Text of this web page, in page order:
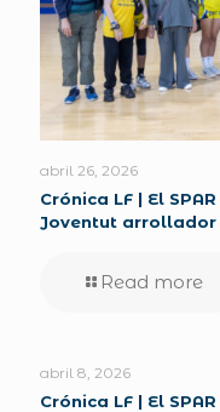
abril 26, 2026
Crónica LF | El
Joventut arrollador
Read more
abril 8, 2026
Crónica LF | El